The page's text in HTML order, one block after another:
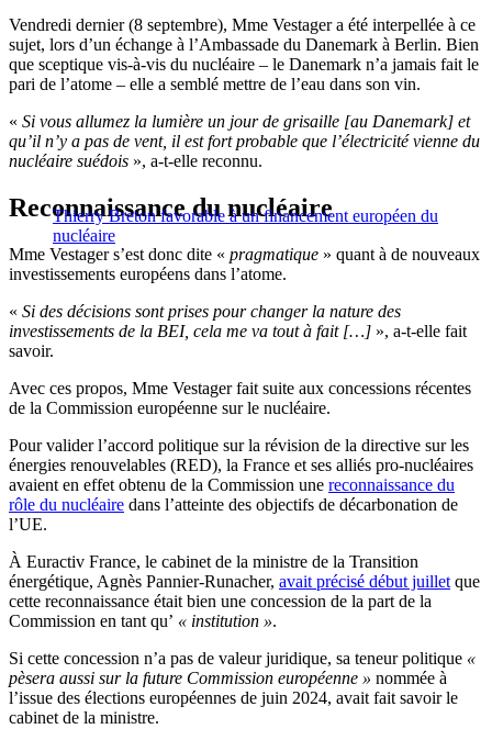
Vendredi dernier (8 septembre), Mme Vestager a été interpellée à ce
sujet, lors d’un échange à l’Ambassade du Danemark à Berlin. Bien
que sceptique vis-à-vis du nucléaire – le Danemark n’a jamais fait le
pari de l’atome – elle a semblé mettre de l’eau dans son vin.
« Si vous allumez la lumière un jour de grisaille [au Danemark] et
qu’il n’y a pas de vent, il est fort probable que l’électricité vienne du
nucléaire suédois », a-t-elle reconnu.
Thierry Breton favorable à un financement européen du
nucléaire
Reconnaissance du nucléaire
Mme Vestager s’est donc dite « pragmatique » quant à de nouveaux
investissements européens dans l’atome.
« Si des décisions sont prises pour changer la nature des
investissements de la BEI, cela me va tout à fait […] », a-t-elle fait
savoir.
Avec ces propos, Mme Vestager fait suite aux concessions récentes
de la Commission européenne sur le nucléaire.
Pour valider l’accord politique sur la révision de la directive sur les
énergies renouvelables (RED), la France et ses alliés pro-nucléaires
avaient en effet obtenu de la Commission une reconnaissance du
rôle du nucléaire dans l’atteinte des objectifs de décarbonation de
l’UE.
À Euractiv France, le cabinet de la ministre de la Transition
énergétique, Agnès Pannier-Runacher, avait précisé début juillet que
cette reconnaissance était bien une concession de la part de la
Commission en tant qu’ « institution ».
Si cette concession n’a pas de valeur juridique, sa teneur politique «
pèsera aussi sur la future Commission européenne » nommée à
l’issue des élections européennes de juin 2024, avait fait savoir le
cabinet de la ministre.